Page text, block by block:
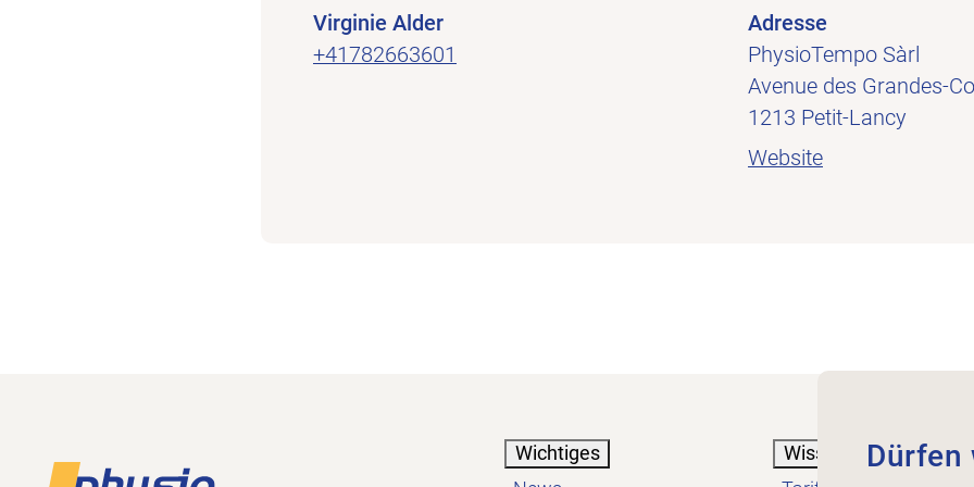
Virginie Alder
+41782663601
Adresse
PhysioTempo Sàrl
Avenue des Grandes-
1213 Petit-Lancy
Website
Footer
Wichtiges
Wissen
Dürfen